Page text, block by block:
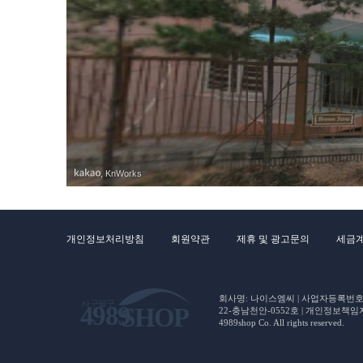
, KnWorks
개인정보처리방침 회원약관 제휴 및 광고문의 세금
회사명: 나이스엠씨 | 사업자등록번
22-충남천안-0552호 | 개인정보책
4989shop Co. All rights reserved.